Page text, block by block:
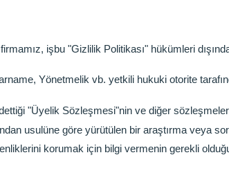
işbu "Gizlilik Politikası" hükümleri
Yönetmelik vb. yetkili hukuki otorite
"Üyelik Sözleşmesi"nin ve diğer
usulüne göre yürütülen bir araştırma veya
korumak için bilgi vermenin gerekli